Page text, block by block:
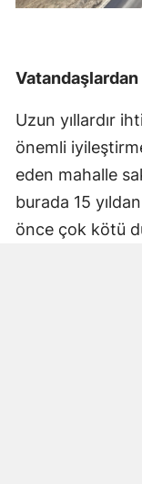
Vatandaşlardan
Uzun yıllardır
önemli
eden mahalle
burada 15
önce çok kötü